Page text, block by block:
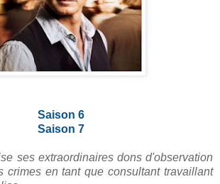
Saison 6
Saison 7
ses extraordinaires dons d'observation
crimes en tant que consultant travaillant